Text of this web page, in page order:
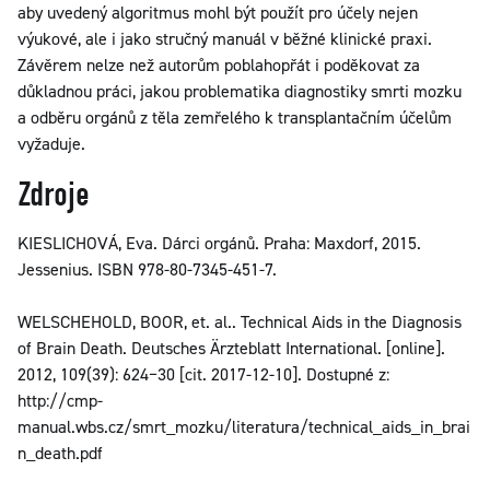
aby uvedený algoritmus mohl být použít pro účely nejen
výukové, ale i jako stručný manuál v běžné klinické praxi.
Závěrem nelze než autorům poblahopřát i poděkovat za
důkladnou práci, jakou problematika diagnostiky smrti mozku
a odběru orgánů z těla zemřelého k transplantačním účelům
vyžaduje.
Zdroje
KIESLICHOVÁ, Eva. Dárci orgánů. Praha: Maxdorf, 2015.
Jessenius. ISBN 978-80-7345-451-7.
WELSCHEHOLD, BOOR, et. al.. Technical Aids in the Diagnosis
of Brain Death. Deutsches Ärzteblatt International. [online].
2012, 109(39): 624−30 [cit. 2017-12-10]. Dostupné z:
http://cmp-
manual.wbs.cz/smrt_mozku/literatura/technical_aids_in_brai
n_death.pdf